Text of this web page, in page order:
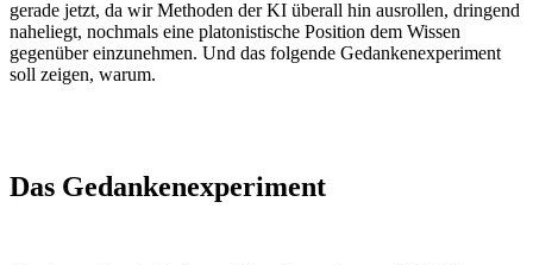
gerade jetzt, da wir Methoden der KI überall hin ausrollen, dringend
naheliegt, nochmals eine platonistische Position dem Wissen
gegenüber einzunehmen. Und das folgende Gedankenexperiment
soll zeigen, warum.
Das Gedankenexperiment